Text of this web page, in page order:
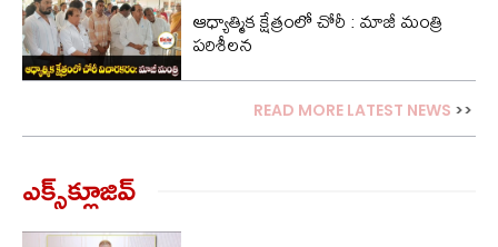
ఆధ్యాత్మిక క్షేత్రంలో చోరీ : మాజీ మంత్రి
పరిశీలన
READ MORE LATEST NEWS >>
ఎక్స్‌క్లూజివ్‌